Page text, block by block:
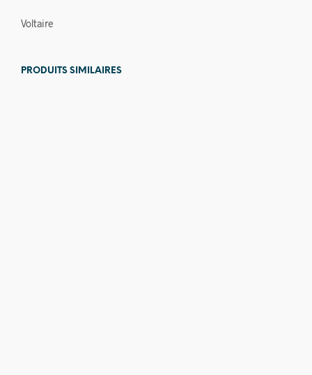
Voltaire
PRODUITS SIMILAIRES